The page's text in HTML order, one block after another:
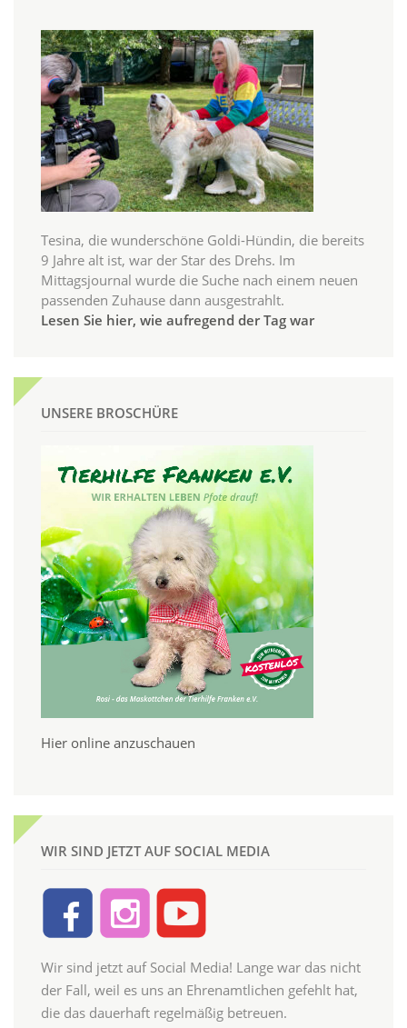
Tesina, die wunderschöne Goldi-Hündin, die bereits
9 Jahre alt ist, war der Star des Drehs. Im
Mittagsjournal wurde die Suche nach einem neuen
passenden Zuhause dann ausgestrahlt.
Lesen Sie hier, wie aufregend der Tag war
UNSERE BROSCHÜRE
Hier online anzuschauen
WIR SIND JETZT AUF SOCIAL MEDIA
Wir sind jetzt auf Social Media! Lange war das nicht
der Fall, weil es uns an Ehrenamtlichen gefehlt hat,
die das dauerhaft regelmäßig betreuen.